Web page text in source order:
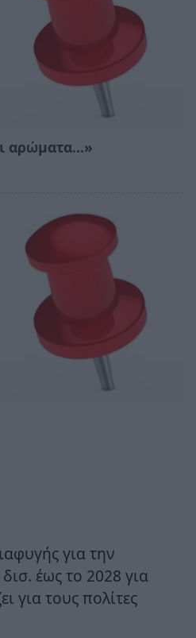
αρώματα…»
για την
έως το 2028 για
για τους πολίτες